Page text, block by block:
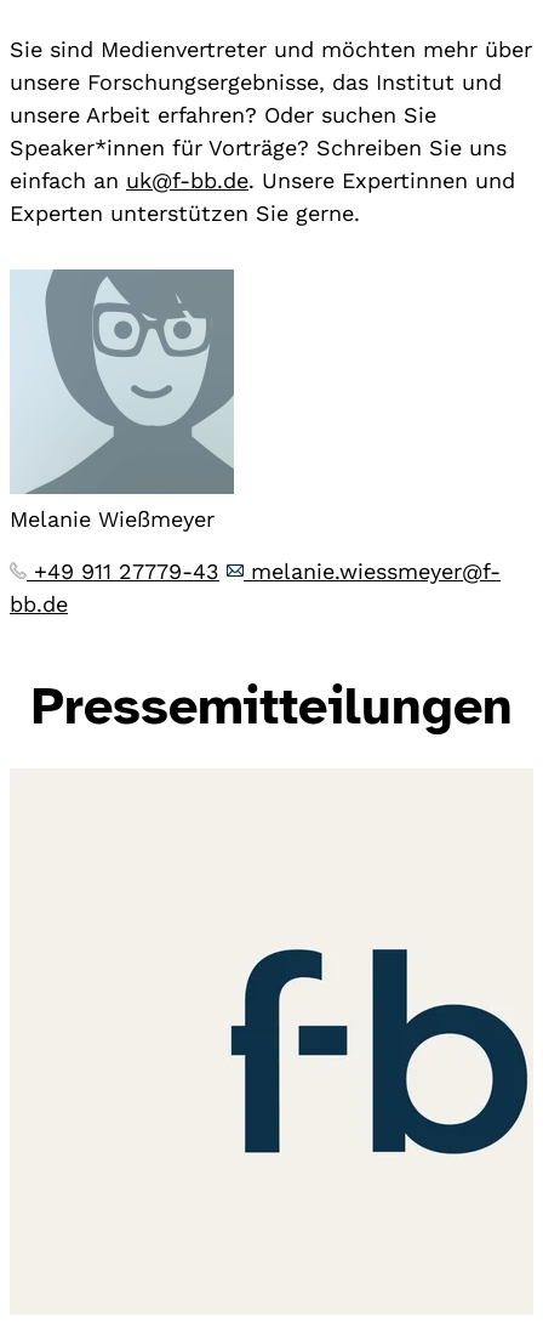
Sie sind Medienvertreter und möchten mehr über
unsere Forschungsergebnisse, das Institut und
unsere Arbeit erfahren? Oder suchen Sie
Speaker*innen für Vorträge? Schreiben Sie uns
einfach an uk@f-bb.de. Unsere Expertinnen und
Experten unterstützen Sie gerne.
Melanie Wießmeyer
+49 911 27779-43
melanie.wiessmeyer@f-
bb.de
Pressemitteilungen